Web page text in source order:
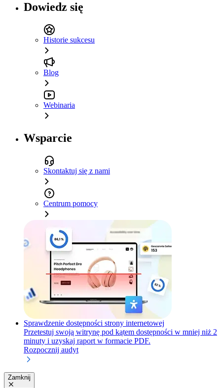
Dowiedz się
Historie sukcesu
Blog
Webinaria
Wsparcie
Skontaktuj się z nami
Centrum pomocy
Sprawdzenie dostępności strony internetowej
Przetestuj swoją witrynę pod kątem dostępności w mniej niż 2
minuty i uzyskaj raport w formacie PDF.
Rozpocznij audyt
Zamknij